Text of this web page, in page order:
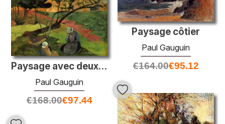
Paysage côtier
Paul Gauguin
€164.00€95.12
Paysage avec deux femmes breton
Paul Gauguin
€168.00€97.44